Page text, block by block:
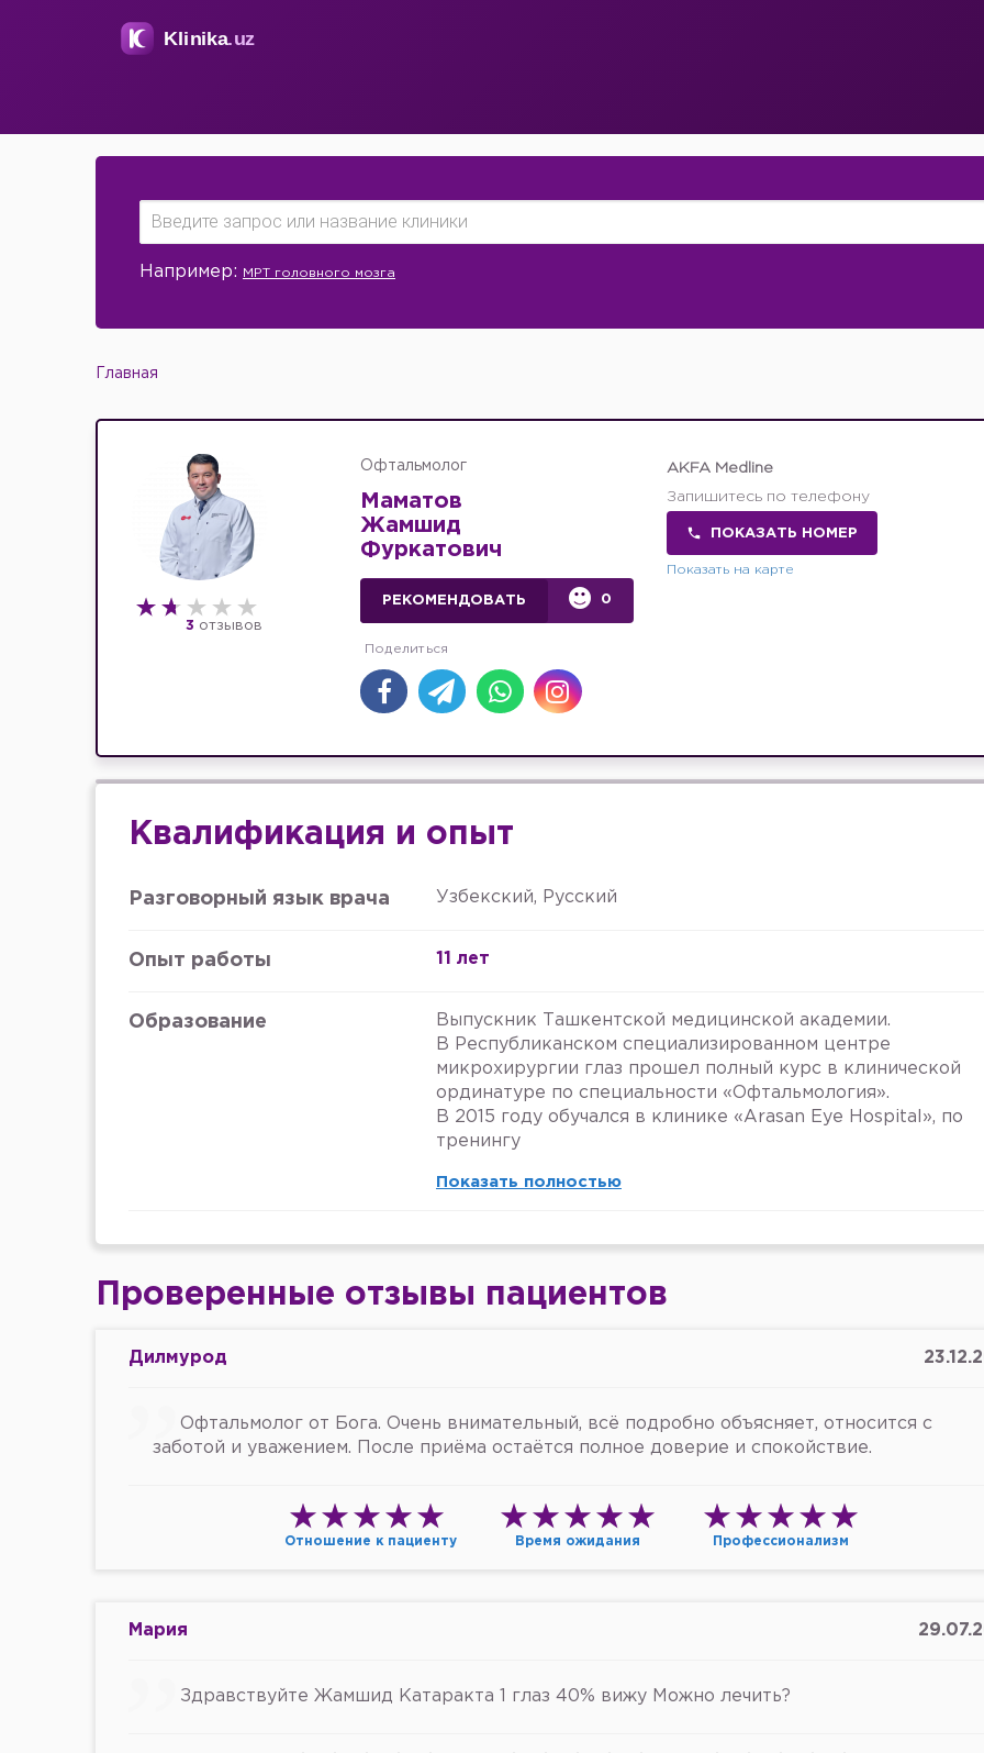
Например: МРТ головного мозга
Главная
3 отзывов
Офтальмолог
Маматов
Жамшид
Фуркатович
РЕКОМЕНДОВАТЬ 0
AKFA Medline
Запишитесь по телефону
ПОКАЗАТЬ НОМЕР
Показать на карте
Квалификация и опыт
Разговорный язык врача Узбекский, Русский
Опыт работы 11 лет
Образование
Выпускник Ташкентской медицинской академии.
В Республиканском специализированном центре
микрохирургии глаз прошел полный курс в клинической
ординатуре по специальности «Офтальмология».
В 2015 году обучался в клинике «Arasan Eye Hospital», по
тренингу
Показать полностью
Проверенные отзывы пациентов
Дилмурод
Офтальмолог от Бога. Очень внимательный, всё подробно объясняет, относится с
заботой и уважением. После приёма остаётся полное доверие и спокойствие.
Отношение к пациенту Время ожидания Профессионализм
Мария
Здравствуйте Жамшид Катаракта 1 глаз 40% вижу Можно лечить?